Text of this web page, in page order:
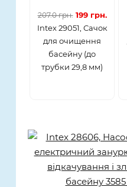
207.0 грн. 199 грн.
Intex 29051, Сачок
для очищення
басейну (до
трубки 29,8 мм)